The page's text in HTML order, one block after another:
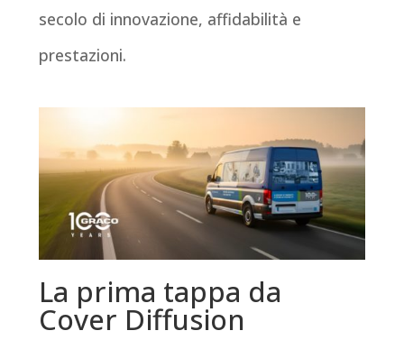
secolo di innovazione, affidabilità e
prestazioni.
La prima tappa da
Cover Diffusion